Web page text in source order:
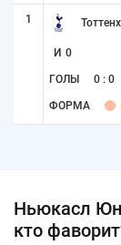
1
И 0
ГОЛЫ 0 : 0
ФОРМА
Ньюкасл
кто